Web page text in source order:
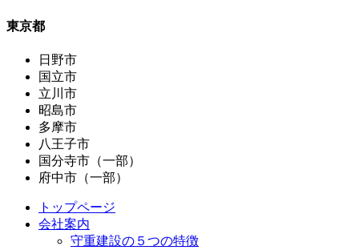
東京都
日野市
国立市
立川市
昭島市
多摩市
八王子市
国分寺市（一部）
府中市（一部）
トップページ
会社案内
守重建設の５つの特徴